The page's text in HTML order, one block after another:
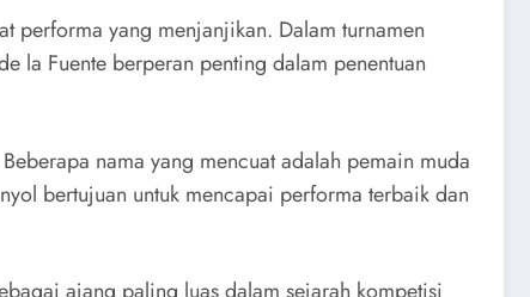
performa yang menjanjikan. Dalam turnamen
la Fuente berperan penting dalam penentuan
nama yang mencuat adalah pemain muda
bertujuan untuk mencapai performa terbaik dan